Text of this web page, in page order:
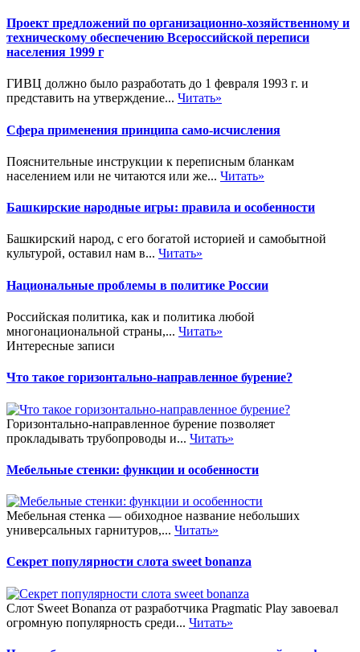
Проект предложений по организационно-хозяйственному и
техническому обеспечению Всероссийской переписи
населения 1999 г
ГИВЦ должно было разработать до 1 февраля 1993 г. и
представить на утверждение... Читать»
Сфера применения принципа само-исчисления
Пояснительные инструкции к переписным бланкам
населением или не читаются или же... Читать»
Башкирские народные игры: правила и особенности
Башкирский народ, с его богатой историей и самобытной
культурой, оставил нам в... Читать»
Национальные проблемы в политике России
Российская политика, как и политика любой
многонациональной страны,... Читать»
Интересные записи
Что такое горизонтально-направленное бурение?
Горизонтально-направленное бурение позволяет
прокладывать трубопроводы и... Читать»
Мебельные стенки: функции и особенности
Мебельная стенка — обиходное название небольших
универсальных гарнитуров,... Читать»
Секрет популярности слота sweet bonanza
Слот Sweet Bonanza от разработчика Pragmatic Play завоевал
огромную популярность среди... Читать»